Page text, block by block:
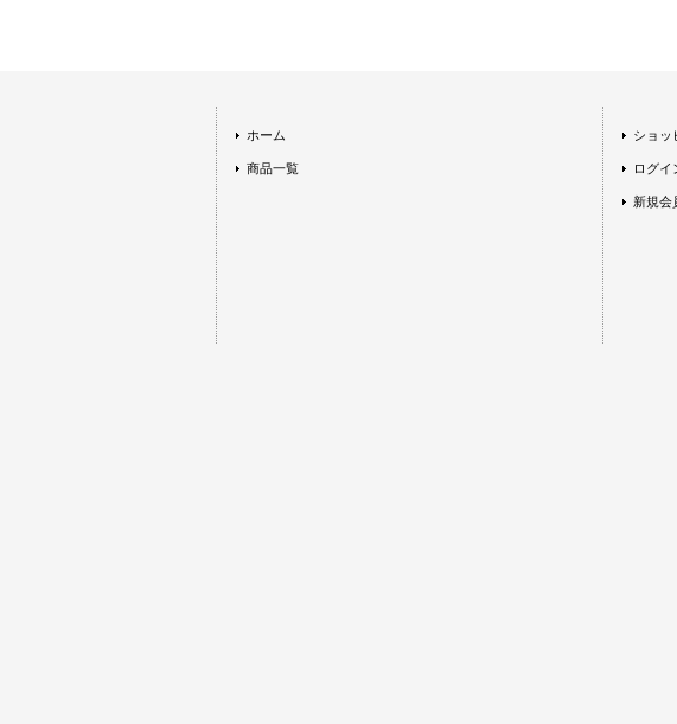
ホーム
商品一覧
ショッ
ログイ
新規会